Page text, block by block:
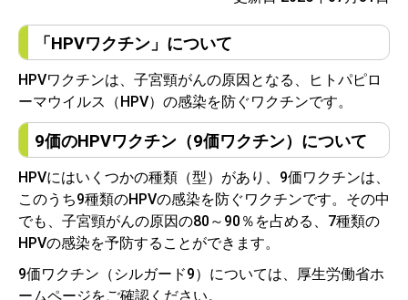
「HPVワクチン」について
HPVワクチンは、子宮頸がんの原因となる、ヒトパピロ
ーマウイルス（HPV）の感染を防ぐワクチンです。
9価のHPVワクチン（9価ワクチン）について
HPVにはいくつかの種類（型）があり、9価ワクチンは、
このうち9種類のHPVの感染を防ぐワクチンです。その中
でも、子宮頸がんの原因の80～90％を占める、7種類の
HPVの感染を予防することができます。
9価ワクチン（シルガード9）については、厚生労働省ホ
ームページをご確認ください。